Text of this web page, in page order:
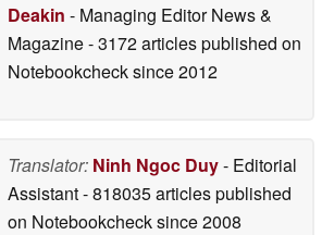
Deakin - Managing Editor News &
Magazine- 3172 articles published on
Notebookchecksince 2012
Translator: Ninh Ngoc Duy- Editorial
Assistant- 818035 articles published
on Notebookchecksince 2008